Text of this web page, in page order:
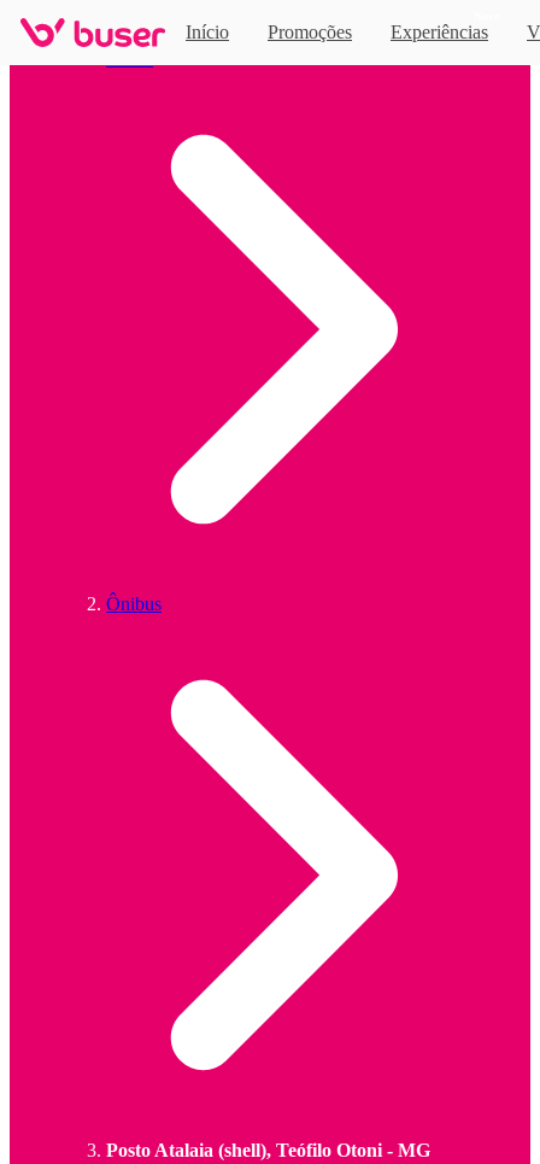
Início Promoções Experiências
Ônibus
Posto Atalaia (shell), Teófilo Otoni - MG